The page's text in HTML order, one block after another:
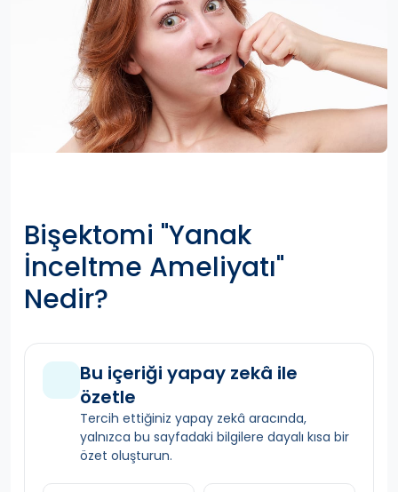
Bişektomi "Yanak
İnceltme Ameliyatı"
Nedir?
Bu içeriği yapay zekâ ile
özetle
Tercih ettiğiniz yapay zekâ aracında,
yalnızca bu sayfadaki bilgilere dayalı kısa bir
özet oluşturun.